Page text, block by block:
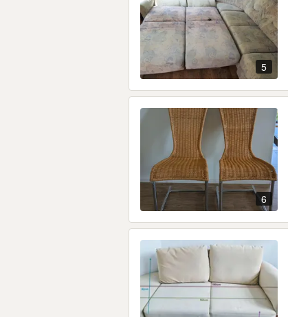
5
6